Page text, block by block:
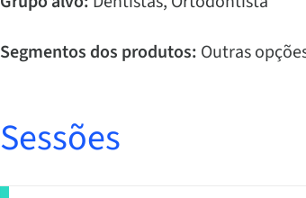
Segmentos dos produtos: Outras
Sessões